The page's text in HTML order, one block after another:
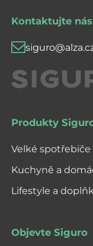
Kontaktujte nás
Produkty
Velké spotřebiče
Kuchyně a
Lifestyle a
Objevte Siguro